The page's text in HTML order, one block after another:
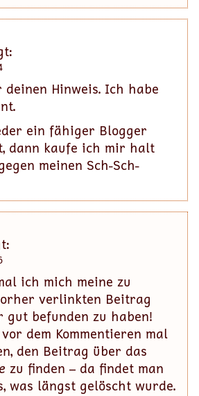
Hinweis. Ich habe
ein fähiger Blogger
dann kaufe ich mir halt
meinen Sch-Sch-
ich mich meine zu
verlinkten Beitrag
gut befunden zu haben!
dem Kommentieren mal
den Beitrag über das
zu finden – da findet man
was längst gelöscht wurde.